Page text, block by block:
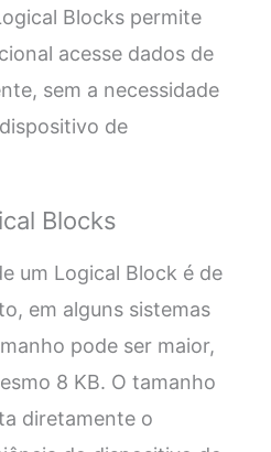
Blocks permite
acesse dados de
sem a necessidade
de
Blocks
um Logical Block é de
em alguns sistemas
pode ser maior,
8 KB. O tamanho
diretamente o